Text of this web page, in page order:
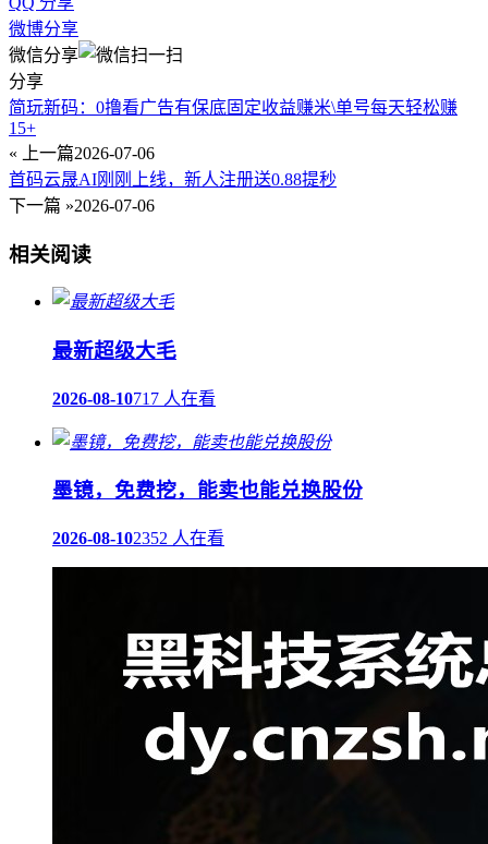
微博分享
微信分享
分享
简玩新码：0撸看广告有保底固定收益赚米\单号每天轻松赚
15+
« 上一篇2026-07-06
首码云晟AI刚刚上线，新人注册送0.88提秒
下一篇 »2026-07-06
相关阅读
最新超级大毛
2026-08-10717 人在看
墨镜，免费挖，能卖也能兑换股份
2026-08-102352 人在看